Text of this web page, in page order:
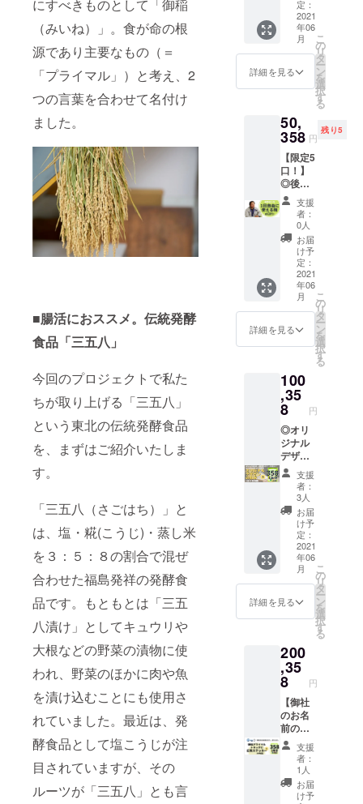
にすべきものとして「御稲
（みいね）」。食が命の根
源であり主要なもの（＝
「プライマル」）と考え、2
つの言葉を合わせて名付け
ました。
■腸活におススメ。伝統発酵
食品「三五八」
今回のプロジェクトで私た
ちが取り上げる「三五八」
という東北の伝統発酵食品
を、まずはご紹介いたしま
す。
「三五八（さごはち）」と
は、塩・糀(こうじ)・蒸し米
を３：５：８の割合で混ぜ
合わせた福島発祥の発酵食
品です。もともとは「三五
八漬け」としてキュウリや
大根などの野菜の漬物に使
われ、野菜のほかに肉や魚
を漬け込むことにも使用さ
れていました。最近は、発
酵食品として塩こうじが注
目されていますが、その
ルーツが「三五八」とも言
て、詳
細を決
定させ
ていた
だきま
す。 ※1
までと
いたし
ます（5
人以上
の場合
は、要
相
談）。
ご家族
やご友
人をお
誘いあ
わせの
上、ご
参加く
ませ。
※農産物
土産が
付きま
す。 ※
農業体
験期間
は、
2021年
6月～
2021年
10月末
日まで
です。
それま
でにお
申し込
みくだ
せ。 ※
体験希
は、余
裕を
もって
早めに
ご連絡
をお願
いいた
しま
す。
「358」
×20袋
◎御稲
プライ
マル
「木樽
900g ◎
御稲プ
ル「お
寿司専
用米」2
合 ◎御
稲プラ
イマル
「おに
ぎり専
用米」2
合 ◎御
稲プラ
イマル
「炊き
込みご
米」2合
プライ
マル
「カ
イス専
用米」2
合 ◎御
稲プラ
イマル
「チャ
ーハン
米」2合
◎御稲
プライ
マル
「糀の
おか
ず 福
ス358漬
け」×4
袋 ◎御
稲プラ
「発芽
玄米パ
フ プ
レー
ン」 ◎
御稲プ
ライマ
ル「発
開催権
（オン
ライ
ン・オ
フライ
ンどち
らも
358づく
りのプ
ロ「後
藤千
夏」が
教える
358づく
り教室
を開催
しま
す！当
日は、
358の作
り方
と、358
を使っ
たお料
理の作
チャー
いたし
ます。
自分で
作る358
はきっ
とおい
しいで
すよ♪
※20人分
までの
原材料
込みで
す。 ※
所要時
間は120
分程度
を予定
（料理
60分／
食事60
分） ※
オフラ
イン開
催の場
合、2名
分の旅
費交通
費を別
途頂戴
定：
2021
年06
月
詳細を見る
こ
の
リ
タ
ー
ン
を
選
択
す
る
50,
358 円
残り5
【限定5
口！】
◎後藤
正人を1
日自由
に使え
る権利
生産の
プロで
ある代
表取締
役「後
藤正
人」を1
日（最
由に使
うこと
ができ
る権利
です。
できる
こと
は、講
演会、
農業手
伝い、
蛍光灯
取替え
などで
す。1日
をあな
たのた
めだけ
に使い
年5月末
日まで
にご依
頼くだ
さい。
※依頼希
望日の
最低3週
間前ま
でにご
依頼を
お願い
支援
者：
0人
お届
け予
定：
2021
年06
月
詳細を見る
こ
の
リ
タ
ー
ン
を
選
択
す
る
100
,35
8 円
◎オリ
ジナル
デザイ
ンのお
米（1合
×100
袋）
（あな
たのお
名前、
会社
名、ロ
ゴ、お
写真な
どをい
ルパッ
ケージ
のお米
を作り
ま
す。）
◎御稲
プライ
マル
「358」
1年分
（24
支援
者：
3人
お届
け予
定：
2021
年06
月
詳細を見る
こ
の
リ
タ
ー
ン
を
選
択
す
る
200
,35
8 円
【御社
のお名
前のせ
て、走
りま
す！】
◎御稲
プライ
支援
者：
1人
お届
け予